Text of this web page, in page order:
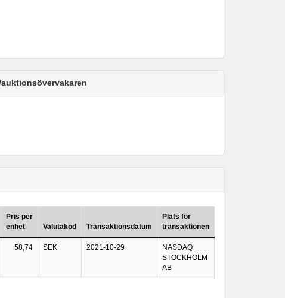
Pris per
enhet
Valutakod Transaktionsdatum
Plats för
transaktionen
58,74 SEK 2021-10-29
NASDAQ
STOCKHOLM
AB